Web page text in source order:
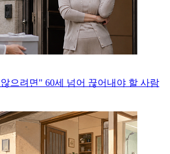
으려면" 60세 넘어 끊어내야 할 사람